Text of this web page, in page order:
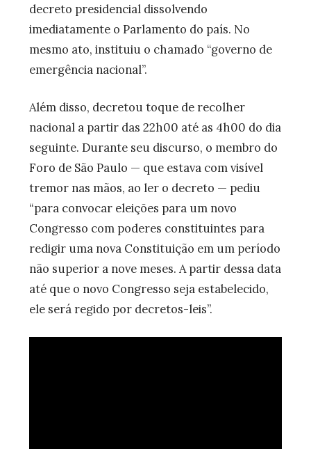
decreto presidencial dissolvendo
imediatamente o Parlamento do país. No
mesmo ato, instituiu o chamado “governo de
emergência nacional”.
Além disso, decretou toque de recolher
nacional a partir das 22h00 até as 4h00 do dia
seguinte. Durante seu discurso, o membro do
Foro de São Paulo — que estava com visível
tremor nas mãos, ao ler o decreto — pediu
“para convocar eleições para um novo
Congresso com poderes constituintes para
redigir uma nova Constituição em um período
não superior a nove meses. A partir dessa data
até que o novo Congresso seja estabelecido,
ele será regido por decretos-leis”.